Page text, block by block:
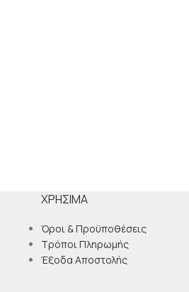
ΧΡΉΣΙΜΑ
Όροι & Προϋποθέσεις
Τρόποι Πληρωμής
Έξοδα Αποστολής